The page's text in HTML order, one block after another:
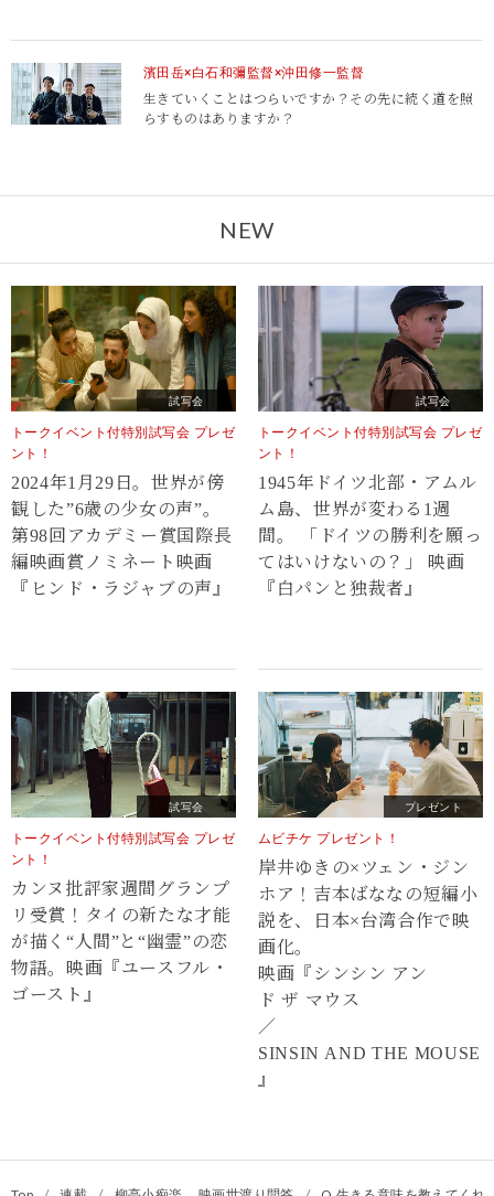
濱田岳×白石和彌監督×沖田修一監督
生きていくことはつらいですか？ その先に続く道を照
らすものはありますか？
NEW
試写会
トークイベント付特別試写会 プレゼ
ント！
2024年1月29日。世界が傍
観した”6歳の少女の声”。
第98回アカデミー賞国際長
編映画賞ノミネート映画
『ヒンド・ラジャブの声』
試写会
トークイベント付特別試写会 プレゼ
ント！
1945年ドイツ北部・アムル
ム島、世界が変わる1週
間。 「ドイツの勝利を願っ
てはいけないの？」 映画
『白パンと独裁者』
試写会
トークイベント付特別試写会 プレゼ
ント！
カンヌ批評家週間グランプ
リ受賞！タイの新たな才能
が描く“⼈間”と“幽霊”の恋
物語。映画『ユースフル・
ゴースト』
プレゼント
ムビチケ プレゼント！
岸井ゆきの×ツェン・ジン
ホア！吉本ばななの短編小
説を、日本×台湾合作で映
画化。
映画『シンシン アン
ド ザ マウス
／
SINSIN AND THE MOUSE
』